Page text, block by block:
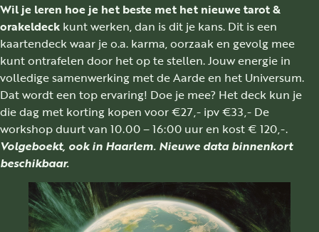
Wil je leren hoe je het beste met het nieuwe tarot &
orakeldeck kunt werken, dan is dit je kans. Dit is een
kaartendeck waar je o.a. karma, oorzaak en gevolg mee
kunt ontrafelen door het op te stellen. Jouw energie in
volledige samenwerking met de Aarde en het Universum.
Dat wordt een top ervaring! Doe je mee? Het deck kun je
die dag met korting kopen voor €27,- ipv €33,- De
workshop duurt van 10.00 – 16:00 uur en kost € 120,-.
Volgeboekt, ook in Haarlem. Nieuwe data binnenkort
beschikbaar.